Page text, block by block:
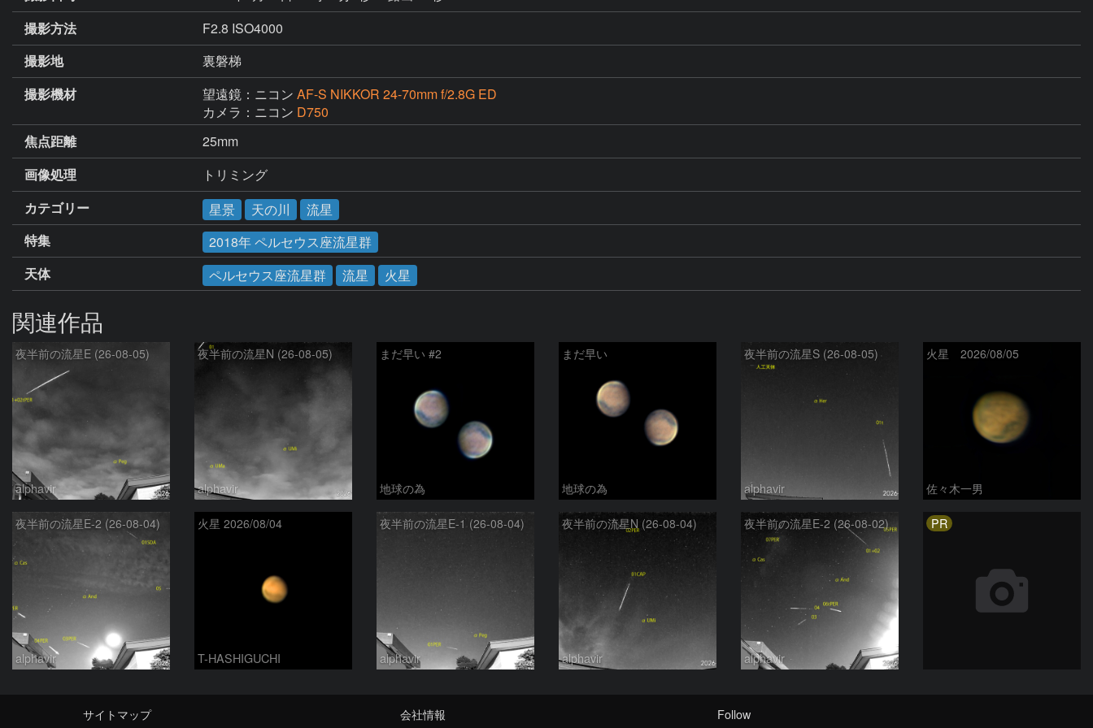
撮影方法
F2.8 ISO4000
撮影地
裏磐梯
撮影機材
望遠鏡：ニコン AF-S NIKKOR 24-70mm f/2.8G ED
カメラ：ニコン D750
焦点距離
25mm
画像処理
トリミング
カテゴリー
星景 天の川
流星
特集
2018年 ペルセウス座流星群
天体
ペルセウス座流星群 流星 火星
関連作品
夜半前の流星E (26-08-05)
alphavir
夜半前の流星N (26-08-05)
alphavir
まだ早い #2
地球の為
まだ早い
地球の為
夜半前の流星S (26-08-05)
alphavir
火星 2026/08/05
佐々木一男
夜半前の流星E-2 (26-08-04)
alphavir
火星 2026/08/04
T-HASHIGUCHI
夜半前の流星E-1 (26-08-04)
alphavir
夜半前の流星N (26-08-04)
alphavir
夜半前の流星E-2 (26-08-02)
alphavir
PR
サイトマップ
会社情報
Follow